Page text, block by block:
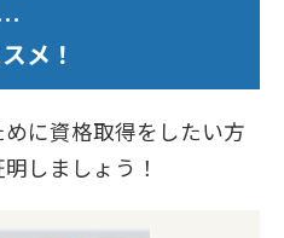
…
メ！
に資格取得をしたい方
しましょう！